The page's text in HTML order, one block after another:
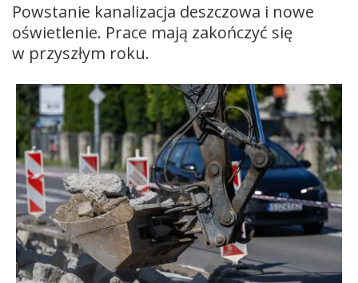
Powstanie kanalizacja deszczowa i nowe
oświetlenie. Prace mają zakończyć się
w przyszłym roku.